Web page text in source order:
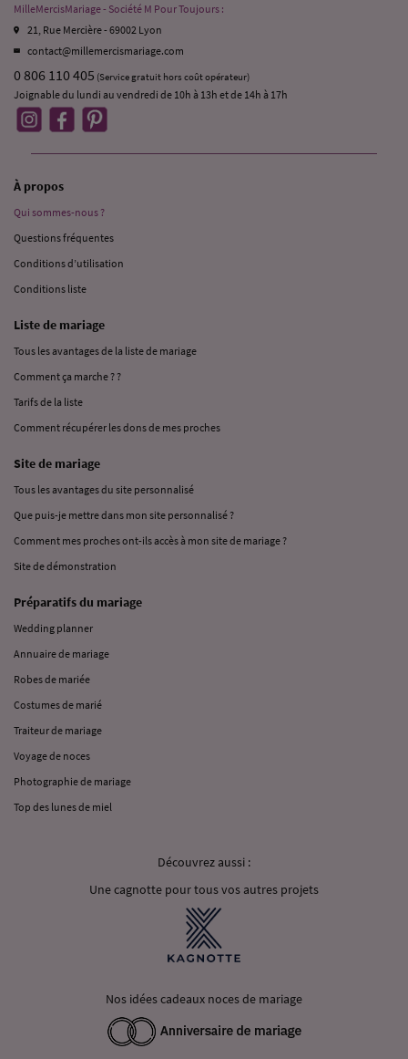
MilleMercisMariage - Société M Pour Toujours :
21, Rue Mercière - 69002 Lyon
contact@millemercismariage.com
0 806 110 405 (Service gratuit hors coût opérateur)
Joignable du lundi au vendredi de 10h à 13h et de 14h à 17h
À propos
Qui sommes-nous ?
Questions fréquentes
Conditions d’utilisation
Conditions liste
Liste de mariage
Tous les avantages de la liste de mariage
Comment ça marche ? ?
Tarifs de la liste
Comment récupérer les dons de mes proches
Site de mariage
Tous les avantages du site personnalisé
Que puis-je mettre dans mon site personnalisé ?
Comment mes proches ont-ils accès à mon site de mariage ?
Site de démonstration
Préparatifs du mariage
Wedding planner
Annuaire de mariage
Robes de mariée
Costumes de marié
Traiteur de mariage
Voyage de noces
Photographie de mariage
Top des lunes de miel
Découvrez aussi :
Une cagnotte pour tous vos autres projets
Nos idées cadeaux noces de mariage